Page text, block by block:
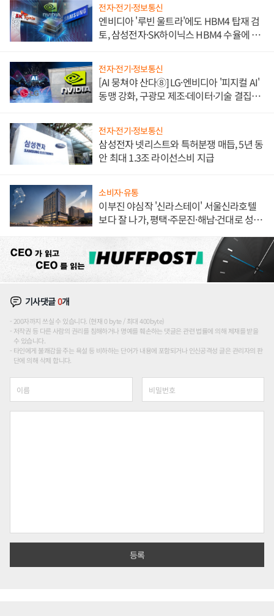
전자·전기·정보통신
엔비디아 '루빈 울트라'에도 HBM4 탑재 검
토, 삼성전자·SK하이닉스 HBM4 수율에 주
전자·전기·정보통신
[AI 뭉쳐야 산다⑧] LG·엔비디아 '피지컬 AI'
동맹 강화, 구광모 제조·데이터·기술 결집
전자·전기·정보통신
삼성전자 넷리스트와 특허분쟁 매듭, 5년 동
안 최대 1.3조 라이선스비 지급
소비자·유통
이부진 야심작 '신라스테이' 서울신라호텔
보다 잘 나가, 평택·주문진·해남·건대로 성
기사댓글0개
200자까지 쓰실 수 있습니다. (현재 0 byte / 최대 400byte)
저작권 등 다른 사람의 권리를 침해하거나 명예를 훼손하는 댓글은 관련 법률에 의해 제재를 받을
수 있습니다.
타인에게 불쾌감을 주는 욕설 등 비하하는 단어가 내용에 포함되거나 인신공격성 글은 관리자의 판
단에 의해 삭제 합니다.